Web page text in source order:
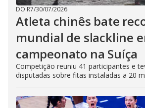
DO R7/30/07/2026
Atleta chinês bate
mundial de slackline
campeonato na Suíça
Competição reuniu 41 participantes e
disputadas sobre fitas instaladas a 20